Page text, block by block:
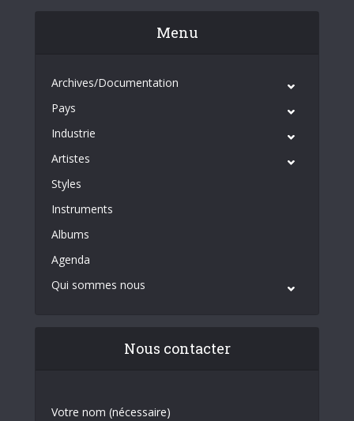
Menu
Archives/Documentation
Pays
Industrie
Artistes
Styles
Instruments
Albums
Agenda
Qui sommes nous
Nous contacter
Votre nom (nécessaire)